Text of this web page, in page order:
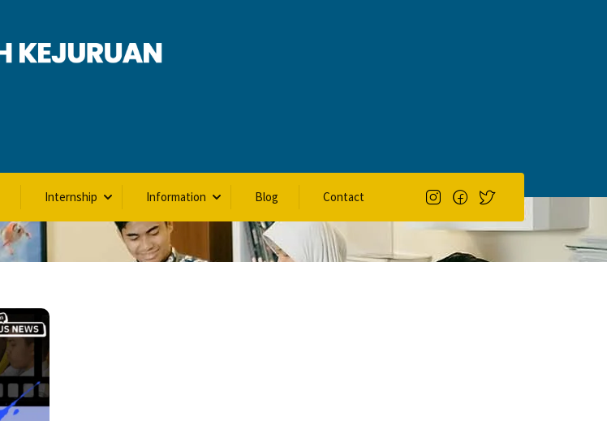
Internship Information Blog Contact